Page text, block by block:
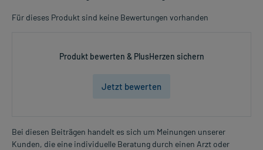
Für dieses Produkt sind keine Bewertungen vorhanden
Produkt bewerten & PlusHerzen sichern
Jetzt bewerten
Bei diesen Beiträgen handelt es sich um Meinungen unserer
Kunden, die eine individuelle Beratung durch einen Arzt oder